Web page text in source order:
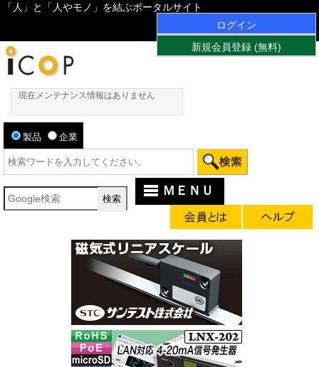
「人」と「人やモノ」を結ぶポータルサイト
ログイン
新規会員登録 (無料)
現在メンテナンス情報はありません
製品 企業
ＭＥＮＵ